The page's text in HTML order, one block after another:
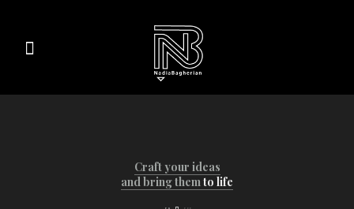
Craft your ideas
and bring themto life